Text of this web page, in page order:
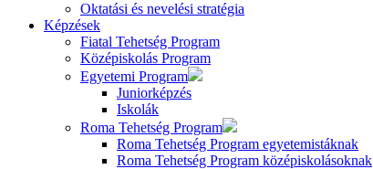
Oktatási és nevelési stratégia
Képzések
Fiatal Tehetség Program
Középiskolás Program
Egyetemi Program
Juniorképzés
Iskolák
Roma Tehetség Program
Roma Tehetség Program egyetemistáknak
Roma Tehetség Program középiskolásoknak